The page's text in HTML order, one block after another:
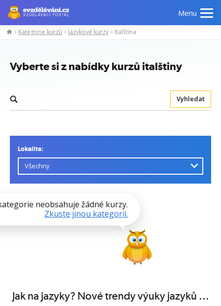
Menu
Kategorie kurzů Jazykové kurzy Italština
Vyberte si z nabídky kurzů italštiny
Vyhledat
Lokalita:
neobsahuje žádné kurzy.
Zkuste jinou kategorii.
Jak na jazyky? Nové trendy výuky jazyků ...